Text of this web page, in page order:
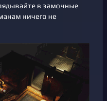
в замочные
ничего не